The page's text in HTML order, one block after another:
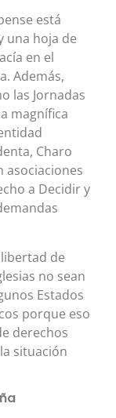
está
una hoja de
en el
Además,
las Jornadas
magnífica
Charo
asociaciones
a Decidir y
de
no sean
Estados
porque eso
derechos
situación